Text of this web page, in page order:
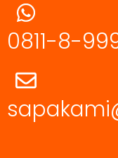
0811-8-